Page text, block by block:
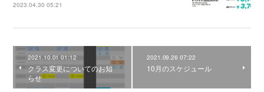
2023.04.30 05:21
2021.10.01 01:12
クラス変更についてのお知
らせ
2021.09.26 07:22
10月のスケジュール